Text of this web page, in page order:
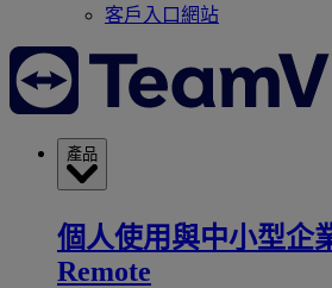
客戶入口網站
產品
個人使用與中小型企
Remote